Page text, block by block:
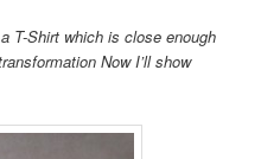
T-Shirt which is close enough
Now I’ll show